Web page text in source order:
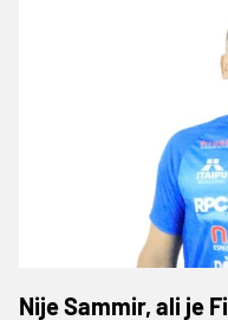
Nije Sammir, ali je